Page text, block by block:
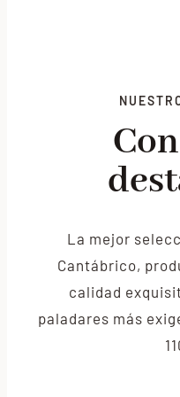
La mejor
Cantábrico,
calidad
paladares más